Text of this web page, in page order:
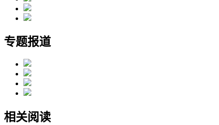
专题报道
相关阅读